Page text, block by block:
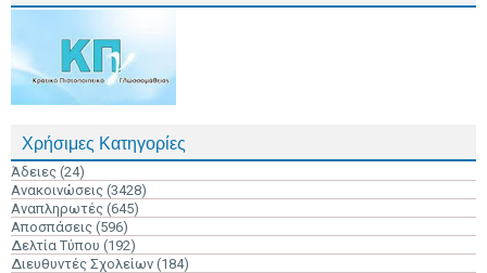
Χρήσιμες Κατηγορίες
Άδειες (24)
Ανακοινώσεις (3428)
Αναπληρωτές (645)
Αποσπάσεις (596)
Δελτία Τύπου (192)
Διευθυντές Σχολείων (184)